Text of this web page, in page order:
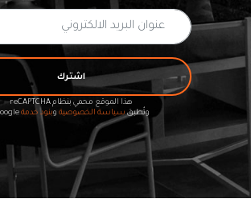
اشترك
هذا الموقع محمي بنظام reCAPTCHA
وتُطبقسياسة الخصوصية وبنود خدمةGoogle.